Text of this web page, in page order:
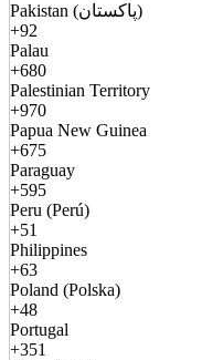
Pakistan (پاکستان)
+92
Palau
+680
Palestinian Territory
+970
Papua New Guinea
+675
Paraguay
+595
Peru (Perú)
+51
Philippines
+63
Poland (Polska)
+48
Portugal
+351